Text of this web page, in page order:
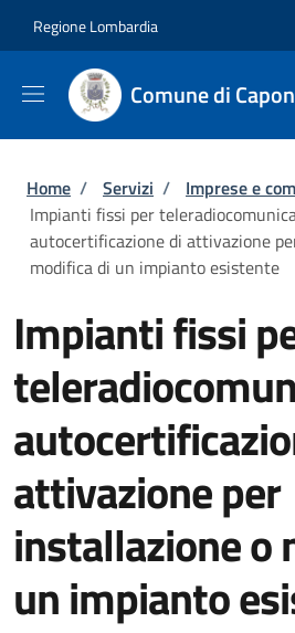
Regione Lombardia
Comune di
Briciole di pane
Home / Servizi / Imprese e
Impianti fissi per
autocertificazione di attivazione
modifica di un impianto esistente
Impianti fissi
attivazione per
installazione o
un impianto